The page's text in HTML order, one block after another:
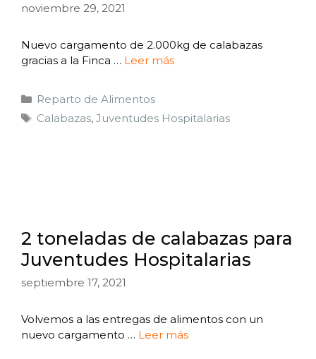
noviembre 29, 2021
Nuevo cargamento de 2.000kg de calabazas
gracias a la Finca … Leer más
Reparto de Alimentos
Calabazas, Juventudes Hospitalarias
2 toneladas de calabazas para
Juventudes Hospitalarias
septiembre 17, 2021
Volvemos a las entregas de alimentos con un
nuevo cargamento … Leer más